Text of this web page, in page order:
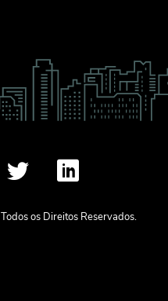
Todos os Direitos Reservados.